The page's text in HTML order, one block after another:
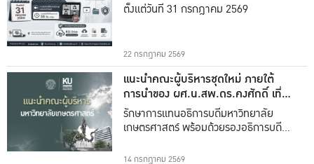
ตั้งแต่วันที่ 31 กรกฎาคม 2569
22 กรกฎาคม 2569
แนะนำคณะผู้บริหารชุดใหม่ ภายใต้
การนำของ ผศ.น.สพ.ดร.คงศักดิ์ เที่ยง
ธรรม
รักษาการแทนอธิการบดีมหาวิทยาลัย
เกษตรศาสตร์ พร้อมด้วยรองอธิการบดีทั้ง
14 กรกฎาคม 2569